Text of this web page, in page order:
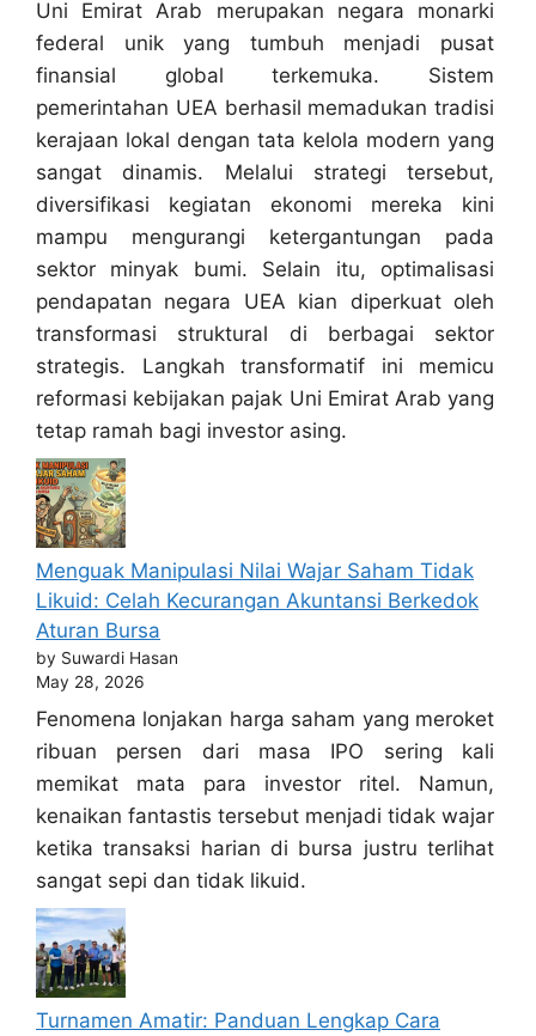
Uni Emirat Arab merupakan negara monarki
federal unik yang tumbuh menjadi pusat
finansial global terkemuka. Sistem
pemerintahan UEA berhasil memadukan tradisi
kerajaan lokal dengan tata kelola modern yang
sangat dinamis. Melalui strategi tersebut,
diversifikasi kegiatan ekonomi mereka kini
mampu mengurangi ketergantungan pada
sektor minyak bumi. Selain itu, optimalisasi
pendapatan negara UEA kian diperkuat oleh
transformasi struktural di berbagai sektor
strategis. Langkah transformatif ini memicu
reformasi kebijakan pajak Uni Emirat Arab yang
tetap ramah bagi investor asing.
Menguak Manipulasi Nilai Wajar Saham Tidak
Likuid: Celah Kecurangan Akuntansi Berkedok
Aturan Bursa
by Suwardi Hasan
May 28, 2026
Fenomena lonjakan harga saham yang meroket
ribuan persen dari masa IPO sering kali
memikat mata para investor ritel. Namun,
kenaikan fantastis tersebut menjadi tidak wajar
ketika transaksi harian di bursa justru terlihat
sangat sepi dan tidak likuid.
Turnamen Amatir: Panduan Lengkap Cara